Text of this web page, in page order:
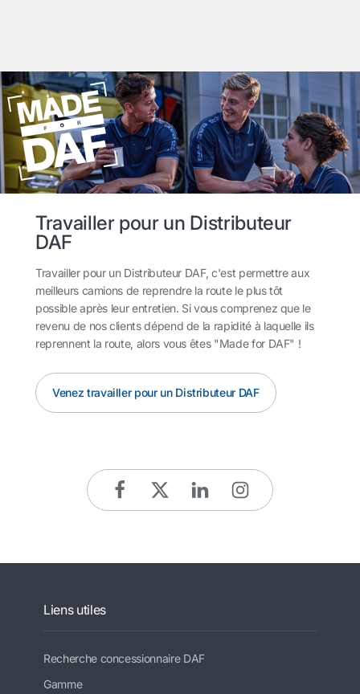
Travailler pour un Distributeur
DAF
Travailler pour un Distributeur DAF, c'est permettre aux
meilleurs camions de reprendre la route le plus tôt
possible après leur entretien. Si vous comprenez que le
revenu de nos clients dépend de la rapidité à laquelle ils
reprennent la route, alors vous êtes "Made for DAF" !
Venez travailler pour un Distributeur DAF
Liens utiles
Recherche concessionnaire DAF
Gamme